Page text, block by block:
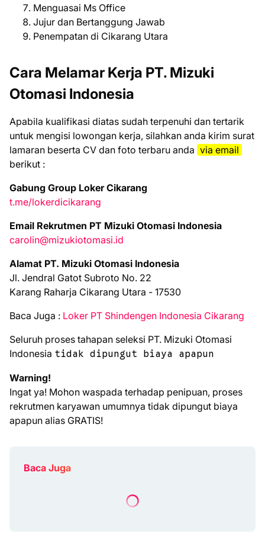
Menguasai Ms Office
Jujur dan Bertanggung Jawab
Penempatan di Cikarang Utara
Cara Melamar Kerja PT. Mizuki
Otomasi Indonesia
Aраbіlа kuаlіfіkаѕі dіаtаѕ ѕudаh tеrреnuhі dаn tеrtаrіk
untuk mеngіѕі lоwоngаn kеrjа, ѕіlаhkаn аndа kіrіm ѕurаt
lаmаrаn bеѕеrtа CV dаn fоtо tеrbаru аndа vіа email
bеrіkut :
Gabung Group Loker Cikarang
t.me/lokerdicikarang
Email Rekrutmen PT Mizuki Otomasi Indonesia
carolin@mizukiotomasi.id
Alamat PT. Mizuki Otomasi Indonesia
Jl. Jendral Gatot Subroto No. 22
Karang Raharja Cikarang Utara - 17530
Bаса Jugа : Loker PT Shindengen Indonesia Cikarang
Seluruh proses tahapan seleksi PT. Mizuki Otomasi
Indonesia tidak dipungut biaya apapun
Warning!
Ingat ya! Mohon waspada terhadap penipuan, proses
rekrutmen karyawan umumnya tidak dipungut biaya
apapun alias GRATIS!
Baca Juga